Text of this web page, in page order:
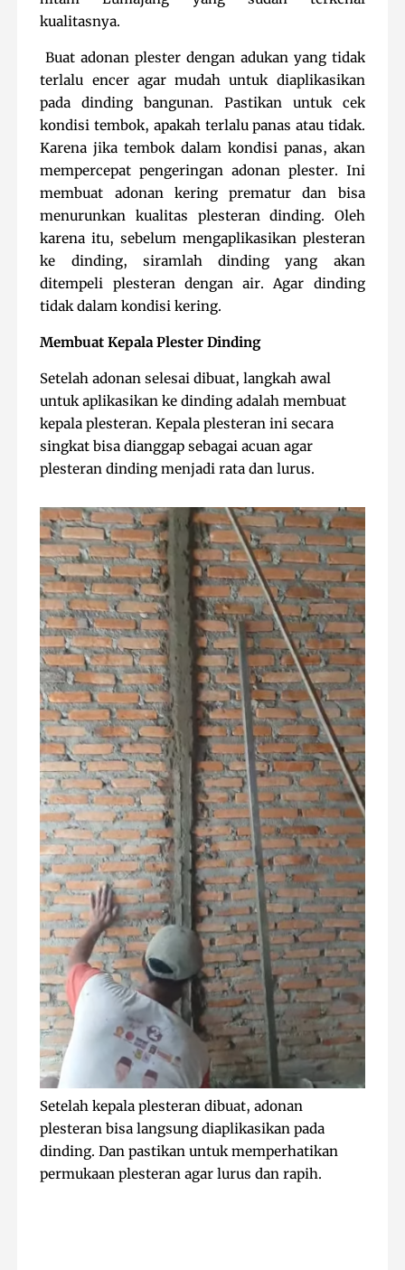
kualitasnya.
Buat adonan plester dengan adukan yang tidak
terlalu encer agar mudah untuk diaplikasikan
pada dinding bangunan. Pastikan untuk cek
kondisi tembok, apakah terlalu panas atau tidak.
Karena jika tembok dalam kondisi panas, akan
mempercepat pengeringan adonan plester. Ini
membuat adonan kering prematur dan bisa
menurunkan kualitas plesteran dinding. Oleh
karena itu, sebelum mengaplikasikan plesteran
ke dinding, siramlah dinding yang akan
ditempeli plesteran dengan air. Agar dinding
tidak dalam kondisi kering.
Membuat Kepala Plester Dinding
Setelah adonan selesai dibuat, langkah awal
untuk aplikasikan ke dinding adalah membuat
kepala plesteran. Kepala plesteran ini secara
singkat bisa dianggap sebagai acuan agar
plesteran dinding menjadi rata dan lurus.
Setelah kepala plesteran dibuat, adonan
plesteran bisa langsung diaplikasikan pada
dinding. Dan pastikan untuk memperhatikan
permukaan plesteran agar lurus dan rapih.